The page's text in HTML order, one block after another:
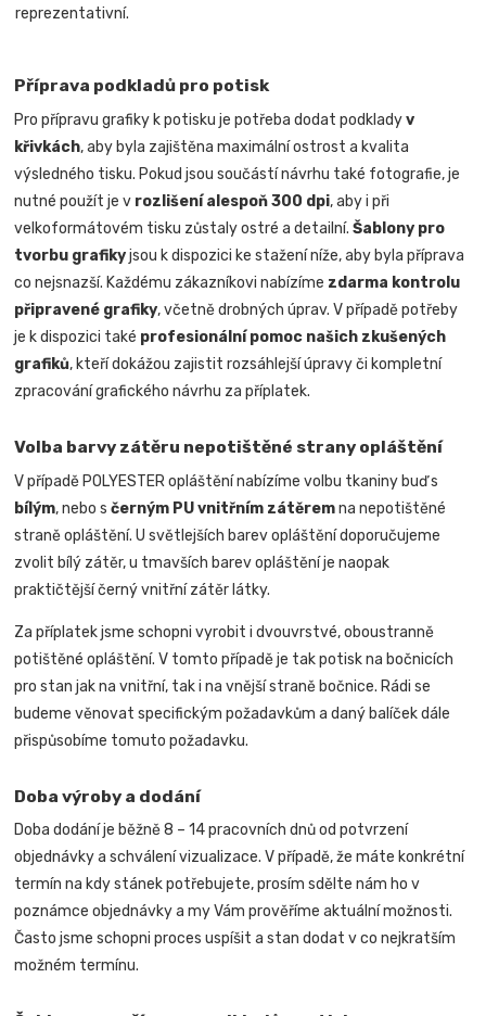
reprezentativní.
Příprava podkladů pro potisk
Pro přípravu grafiky k potisku je potřeba dodat podkladyv
křivkách, aby byla zajištěna maximální ostrost a kvalita
výsledného tisku. Pokud jsou součástí návrhu také fotografie, je
nutné použít je v rozlišení alespoň 300 dpi, aby i při
velkoformátovém tisku zůstaly ostré a detailní.Šablony pro
tvorbu grafikyjsou k dispozici ke stažení níže, aby byla příprava
co nejsnazší. Každému zákazníkovi nabízíme zdarma kontrolu
připravené grafiky, včetně drobných úprav. V případě potřeby
je k dispozici také profesionální pomoc našich zkušených
grafiků, kteří dokážou zajistit rozsáhlejší úpravy či kompletní
zpracování grafického návrhu za příplatek.
Volba barvy zátěru nepotištěné strany opláštění
V případě POLYESTER opláštění nabízíme volbu tkaniny buď s
bílým, nebo sčerným PU vnitřním zátěremna nepotištěné
straně opláštění. U světlejších barev opláštění doporučujeme
zvolit bílý zátěr, u tmavších barev opláštění je naopak
praktičtější černý vnitřní zátěr látky.
Za příplatek jsme schopni vyrobit i dvouvrstvé, oboustranně
potištěné opláštění. V tomto případě je tak potisk na bočnicích
pro stan jak na vnitřní, tak i na vnější straně bočnice. Rádi se
budeme věnovat specifickým požadavkům a daný balíček dále
přispůsobíme tomuto požadavku.
Doba výroby a dodání
Doba dodání je běžně 8 – 14 pracovních dnů od potvrzení
objednávky a schválení vizualizace. V případě, že máte konkrétní
termín na kdy stánek potřebujete, prosím sdělte nám ho v
poznámce objednávky a my Vám prověříme aktuální možnosti.
Často jsme schopni proces uspíšit a stan dodat v co nejkratším
možném termínu.